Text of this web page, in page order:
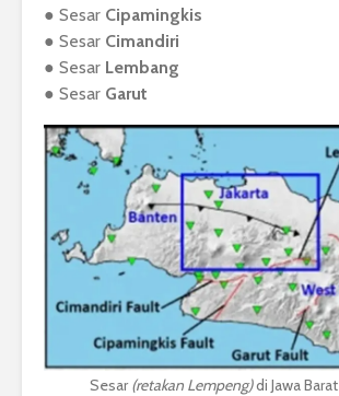
● Sesar Cipamingkis
● Sesar Cimandiri
● Sesar Lembang
● Sesar Garut
Sesar(retakan Lempeng)di Jawa Barat